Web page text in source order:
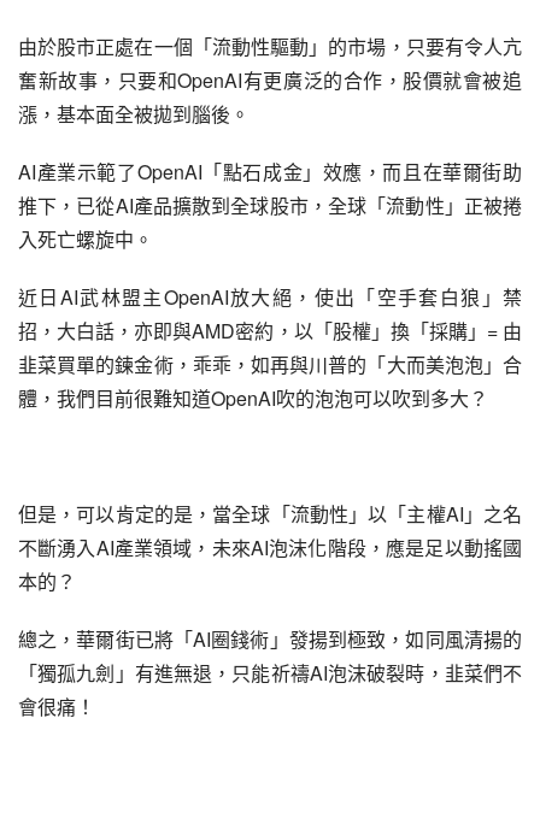
由於股市正處在一個「流動性驅動」的市場，只要有令人亢
奮新故事，只要和OpenAI有更廣泛的合作，股價就會被追
漲，基本面全被拋到腦後。
AI產業示範了OpenAI「點石成金」效應，而且在華爾街助
推下，已從AI產品擴散到全球股市，全球「流動性」正被捲
入死亡螺旋中。
近日AI武林盟主OpenAI放大絕，使出「空手套白狼」禁
招，大白話，亦即與AMD密約，以「股權」換「採購」= 由
韭菜買單的鍊金術，乖乖，如再與川普的「大而美泡泡」合
體，我們目前很難知道OpenAI吹的泡泡可以吹到多大？
但是，可以肯定的是，當全球「流動性」以「主權AI」之名
不斷湧入AI產業領域，未來AI泡沫化階段，應是足以動搖國
本的？
總之，華爾街已將「AI圈錢術」發揚到極致，如同風清揚的
「獨孤九劍」有進無退，只能祈禱AI泡沫破裂時，韭菜們不
會很痛！